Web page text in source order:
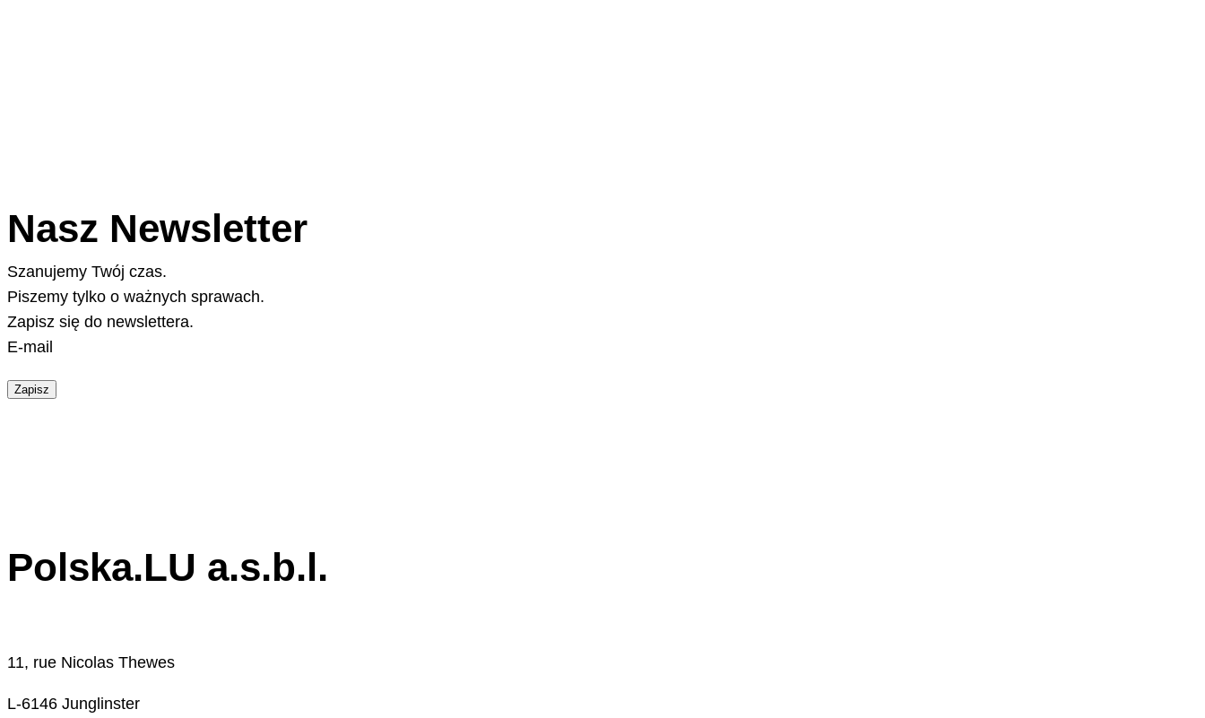
Nasz Newsletter
Szanujemy Twój czas.
Piszemy tylko o ważnych sprawach.
Zapisz się do newslettera.
E-mail
Zapisz
Polska.LU a.s.b.l.
11, rue Nicolas Thewes
L-6146 Junglinster